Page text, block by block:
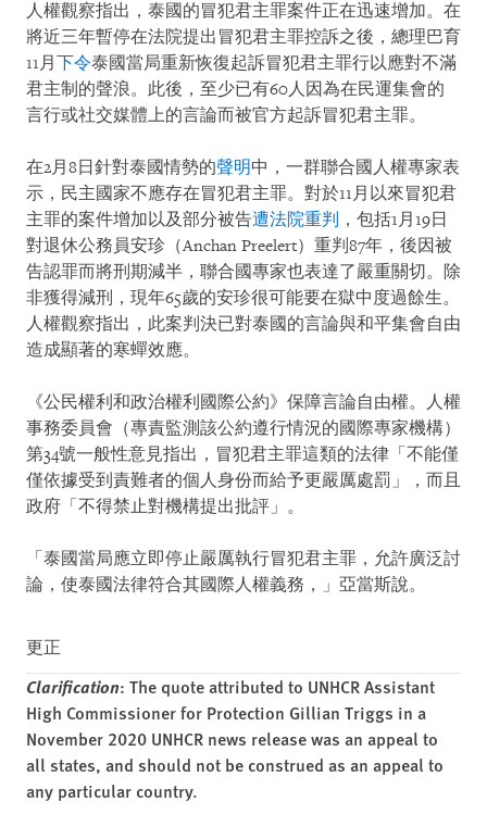
人權觀察指出，泰國的冒犯君主罪案件正在迅速增加。在
將近三年暫停在法院提出冒犯君主罪控訴之後，總理巴育
11月 下令泰國當局重新恢復起訴冒犯君主罪行以應對不滿
君主制的聲浪。此後，至少已有60人因為在民運集會的
言行或社交媒體上的言論而被官方起訴冒犯君主罪。
在2月8日針對泰國情勢的聲明中，一群聯合國人權專家表
示，民主國家不應存在冒犯君主罪。對於11月以來冒犯君
主罪的案件增加以及部分被告遭法院重判 ，包括1月19日
對退休公務員安珍（Anchan Preelert）重判87年，後因被
告認罪而將刑期減半，聯合國專家也表達了嚴重關切。除
非獲得減刑，現年65歲的安珍很可能要在獄中度過餘生。
人權觀察指出，此案判決已對泰國的言論與和平集會自由
造成顯著的寒蟬效應。
《公民權利和政治權利國際公約》保障言論自由權。人權
事務委員會（專責監測該公約遵行情況的國際專家機構）
第34號一般性意見指出，冒犯君主罪這類的法律「不能僅
僅依據受到責難者的個人身份而給予更嚴厲處罰」，而且
政府「不得禁止對機構提出批評」。
「泰國當局應立即停止嚴厲執行冒犯君主罪，允許廣泛討
論，使泰國法律符合其國際人權義務，」亞當斯說。
更正
Clarification: The quote attributed to UNHCR Assistant
High Commissioner for Protection Gillian Triggs in a
November 2020 UNHCR news release was an appeal to
all states, and should not be construed as an appeal to
any particular country.